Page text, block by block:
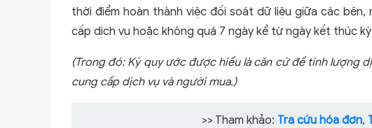
thời điểm hoàn thành việc đối soát dữ liệu giữa các
cấp dịch vụ hoặc không quá 7 ngày kể từ ngày kết thúc
(Trong đó: Kỳ quy ước được hiểu là căn cứ để tính lượng
cung cấp dịch vụ và người mua.)
>> Tham khảo: Tra cứu hóa đơn,